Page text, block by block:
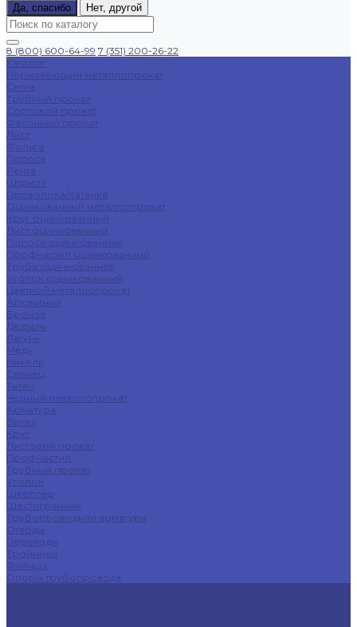
Да, спасибо
Нет, другой
8 (800) 600-64-99 7 (351) 200-26-22
Каталог
Нержавеющий металлопрокат
Сетка
Трубный прокат
Сортовой прокат
Фасонный прокат
Лист
Фольга
Полоса
Лента
Штрипс
Проволока/Катанка
Оцинкованный металлопрокат
Круг оцинкованный
Лист оцинкованный
Полоса оцинкованная
Профнастил оцинкованный
Труба оцинкованная
Уголок оцинкованный
Цветной металлопрокат
Алюминий
Бронза
Дюраль
Латунь
Медь
Никель
Свинец
Титан
Черный металлопрокат
Арматура
Балка
Круг
Листовой прокат
Профнастил
Трубный прокат
Уголок
Швеллер
Шестигранник
Трубопроводная арматура
Отводы
Переходы
Тройники
Фланцы
Опоры трубопровода